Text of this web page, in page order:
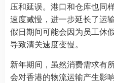
压和延误。港口和仓库也同
速度减慢，进一步延长了运
假日期间可能会因为员工休
导致清关速度变慢。
新年期间，虽然消费需求有
会对香港的物流运输产生影